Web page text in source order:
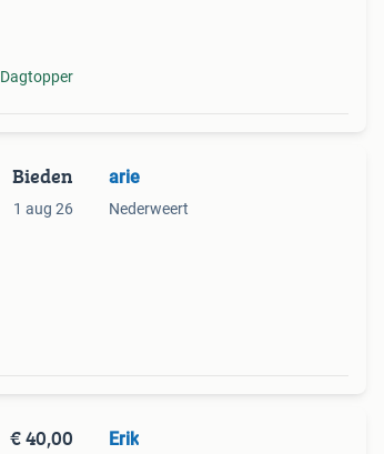
Dagtopper
Bieden
1 aug 26
arie
Nederweert
€ 40,00 Erik